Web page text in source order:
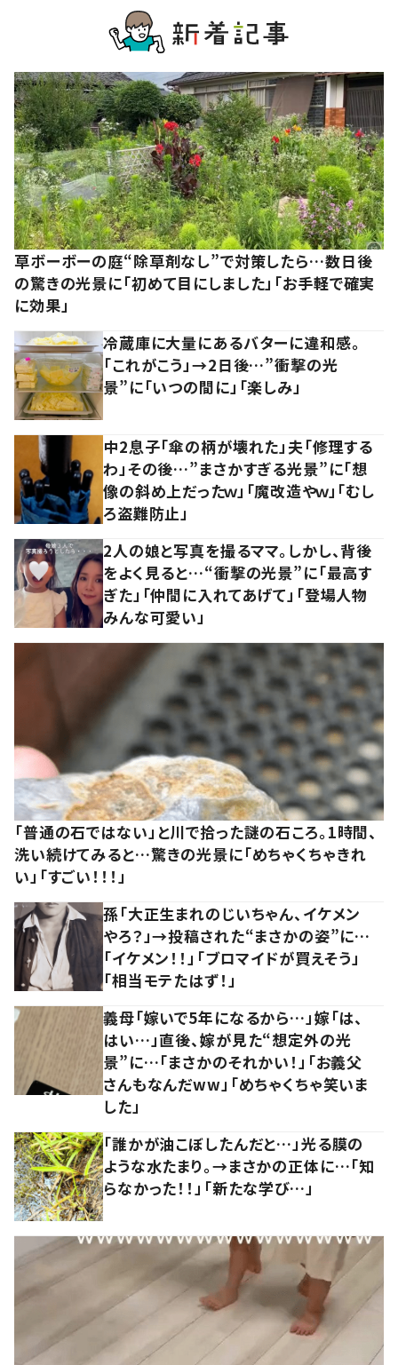
草ボーボーの庭“除草剤なし”で対策したら…数日後
の驚きの光景に「初めて目にしました」「お手軽で確実
に効果」
冷蔵庫に大量にあるバターに違和感。
「これがこう」→2日後…”衝撃の光
景”に「いつの間に」「楽しみ」
中2息子「傘の柄が壊れた」夫「修理する
わ」その後…”まさかすぎる光景”に「想
像の斜め上だったｗ」「魔改造やｗ」「むし
ろ盗難防止」
2人の娘と写真を撮るママ。しかし、背後
をよく見ると…“衝撃の光景”に「最高す
ぎた」「仲間に入れてあげて」「登場人物
みんな可愛い」
「普通の石ではない」と川で拾った謎の石ころ。1時間、
洗い続けてみると…驚きの光景に「めちゃくちゃきれ
い」「すごい！！！」
孫「大正生まれのじいちゃん、イケメン
やろ？」→投稿された“まさかの姿”に…
「イケメン！！」「ブロマイドが買えそう」
「相当モテたはず！」
義母「嫁いで5年になるから…」嫁「は、
はい…」直後、嫁が見た“想定外の光
景”に…「まさかのそれかい！」「お義父
さんもなんだww」「めちゃくちゃ笑いま
した」
「誰かが油こぼしたんだと…」光る膜の
ような水たまり。→まさかの正体に…「知
らなかった！！」「新たな学び…」